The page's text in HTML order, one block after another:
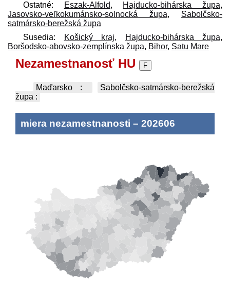
Ostatné: Eszak-Alfold, Hajducko-bihárska župa,
Jasovsko-veľkokumánsko-solnocká župa, Sabolčsko-
satmársko-berežská župa
Susedia:
Košický kraj, Hajducko-bihárska župa,
Boršodsko-abovsko-zemplínska župa, Bihor, Satu Mare
Nezamestnanosť HU F
Maďarsko :
Sabolčsko-satmársko-berežská
župa :
miera nezamestnanosti – 202606